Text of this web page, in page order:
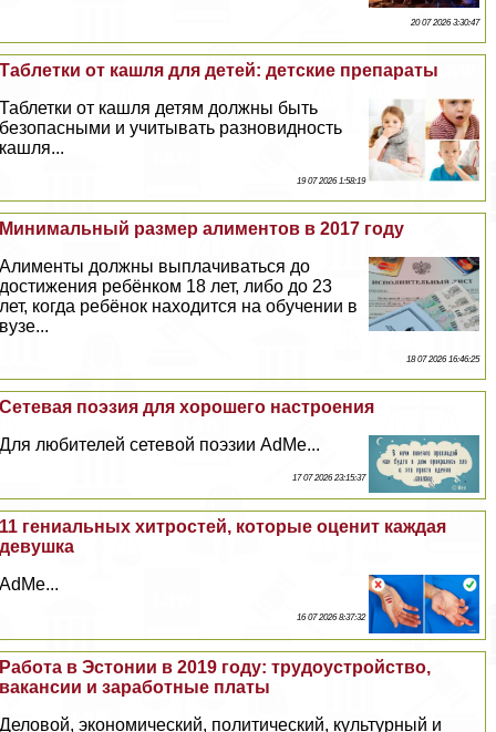
20 07 2026 3:30:47
Таблетки от кашля для детей: детские препараты
Таблетки от кашля детям должны быть
безопасными и учитывать разновидность
кашля...
19 07 2026 1:58:19
Минимальный размер алиментов в 2017 году
Алименты должны выплачиваться до
достижения ребёнком 18 лет, либо до 23
лет, когда ребёнок находится на обучении в
вузе...
18 07 2026 16:46:25
Сетевая поэзия для хорошего настроения
Для любителей сетевой поэзии AdMe...
17 07 2026 23:15:37
11 гениальных хитростей, которые оценит каждая
дeвyшка
AdMe...
16 07 2026 8:37:32
Работа в Эстонии в 2019 году: трудоустройство,
вакансии и заработные платы
Деловой, экономический, политический, культурный и